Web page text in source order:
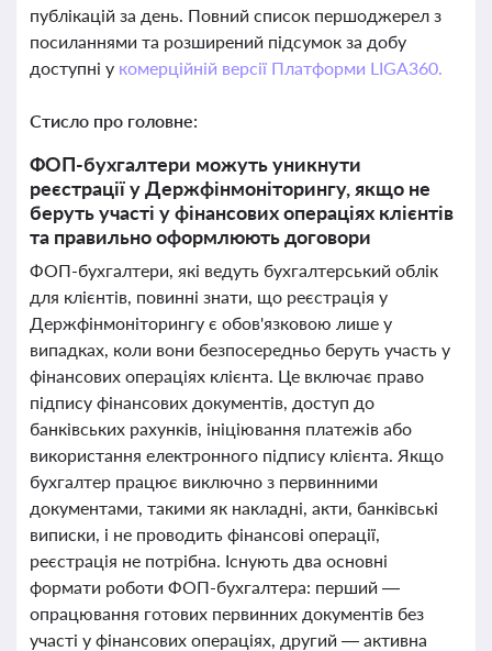
публікацій за день. Повний список першоджерел з
посиланнями та розширений підсумок за добу
доступні у комерційній версії Платформи LIGA360.
Стисло про головне:
ФОП-бухгалтери можуть уникнути
реєстрації у Держфінмоніторингу, якщо не
беруть участі у фінансових операціях клієнтів
та правильно оформлюють договори
ФОП-бухгалтери, які ведуть бухгалтерський облік
для клієнтів, повинні знати, що реєстрація у
Держфінмоніторингу є обов'язковою лише у
випадках, коли вони безпосередньо беруть участь у
фінансових операціях клієнта. Це включає право
підпису фінансових документів, доступ до
банківських рахунків, ініціювання платежів або
використання електронного підпису клієнта. Якщо
бухгалтер працює виключно з первинними
документами, такими як накладні, акти, банківські
виписки, і не проводить фінансові операції,
реєстрація не потрібна. Існують два основні
формати роботи ФОП-бухгалтера: перший —
опрацювання готових первинних документів без
участі у фінансових операціях, другий — активна